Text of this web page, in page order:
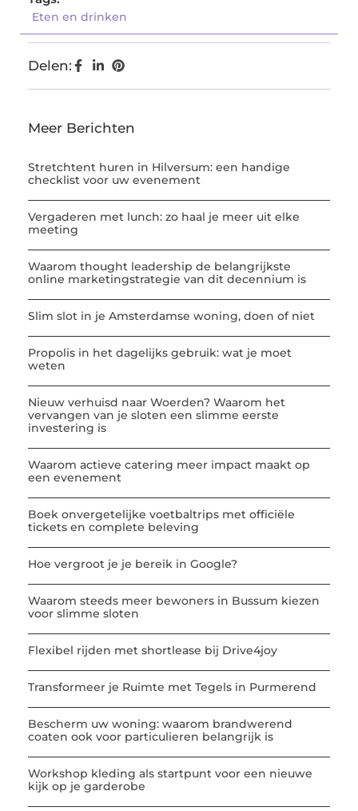
Eten en drinken
Delen:
Meer Berichten
Stretchtent huren in Hilversum: een handige
checklist voor uw evenement
Vergaderen met lunch: zo haal je meer uit elke
meeting
Waarom thought leadership de belangrijkste
online marketingstrategie van dit decennium is
Slim slot in je Amsterdamse woning, doen of niet
Propolis in het dagelijks gebruik: wat je moet
weten
Nieuw verhuisd naar Woerden? Waarom het
vervangen van je sloten een slimme eerste
investering is
Waarom actieve catering meer impact maakt op
een evenement
Boek onvergetelijke voetbaltrips met officiële
tickets en complete beleving
Hoe vergroot je je bereik in Google?
Waarom steeds meer bewoners in Bussum kiezen
voor slimme sloten
Flexibel rijden met shortlease bij Drive4joy
Transformeer je Ruimte met Tegels in Purmerend
Bescherm uw woning: waarom brandwerend
coaten ook voor particulieren belangrijk is
Workshop kleding als startpunt voor een nieuwe
kijk op je garderobe